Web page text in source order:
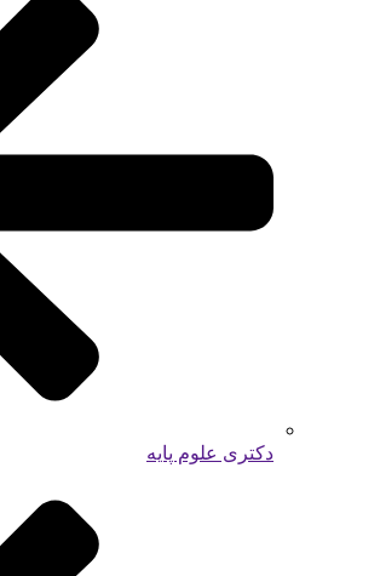
دکتری علوم پایه